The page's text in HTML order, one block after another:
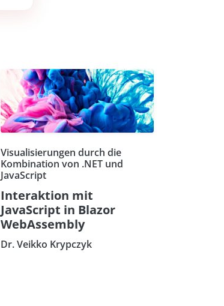
Visualisierungen durch die
Kombination von .NET und
JavaScript
Interaktion mit
JavaScript in Blazor
WebAssembly
Dr. Veikko Krypczyk